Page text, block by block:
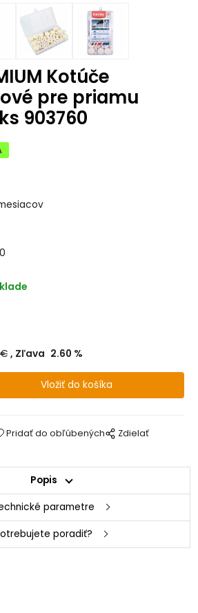
Kotúče
pre priamu
903760
Zľava 2.60 %
Pridať do obľúbených Zdielať
Popis
parametre
poradiť?